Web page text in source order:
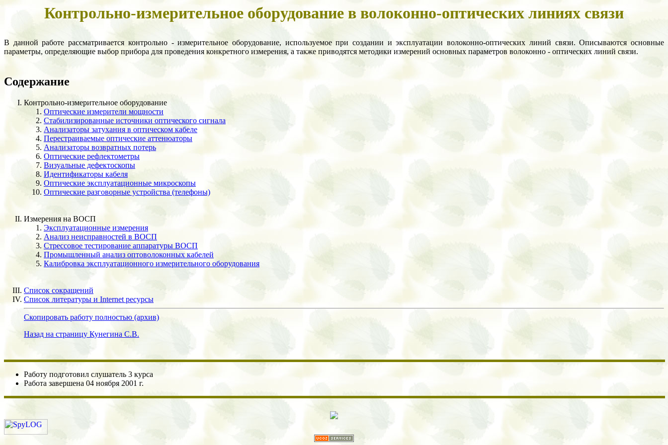
Контрольно-измерительное оборудование в волоконно-оптических линиях связи
В данной работе рассматривается контрольно - измерительное оборудование, используемое при создании и эксплуатации волоконно-оптических линий связи. Описываются основные
параметры, определяющие выбор прибора для проведения конкретного измерения, а также приводятся методики измерений основных параметров волоконно - оптических линий связи.
Содержание
Контрольно-измерительное оборудование
Оптические измерители мощности
Стабилизированные источники оптического сигнала
Анализаторы затухания в оптическом кабеле
Перестраиваемые оптические аттенюаторы
Анализаторы возвратных потерь
Оптические рефлектометры
Визуальные дефектоскопы
Идентификаторы кабеля
Оптические эксплуатационные микроскопы
Оптические разговорные устройства (телефоны)
Измерения на ВОСП
Эксплуатационные измерения
Анализ неисправностей в ВОСП
Стрессовое тестирование аппаратуры ВОСП
Промышленный анализ оптоволоконных кабелей
Калибровка эксплуатационного измерительного оборудования
Список сокращений
Список литературы и Internet ресурсы
Скопировать работу полностью (архив)
Назад на cтраницу Кунегина С.В.
Работу подготовил слушатель 3 курса
Работа завершена 04 ноября 2001 г.